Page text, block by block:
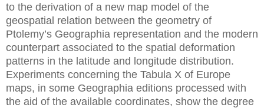
to the derivation of a new map model of the
geospatial relation between the geometry of
Ptolemy’s Geographia representation and the modern
counterpart associated to the spatial deformation
patterns in the latitude and longitude distribution.
Experiments concerning the Tabula X of Europe
maps, in some Geographia editions processed with
the aid of the available coordinates, show the degree